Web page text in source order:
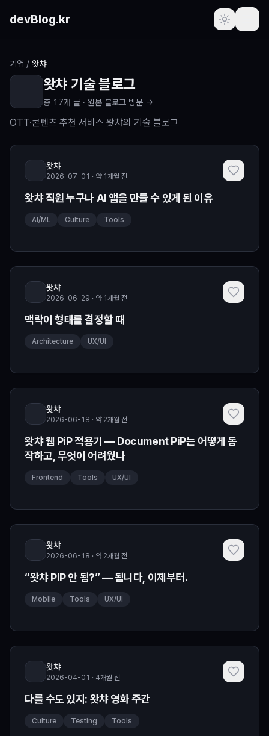
devBlog.kr
포스트
주간 인기글
최근 본 글
프로필 (로그인 필요)
새로운 소식
기업 / 왓챠
왓챠 기술 블로그
총 17개 글 · 원본 블로그 방문 →
OTT·콘텐츠 추천 서비스 왓챠의 기술 블로그
왓챠
2026-07-01 · 약 1개월 전
왓챠 직원 누구나 AI 앱을 만들 수 있게 된 이유
AI/ML Culture Tools
왓챠
2026-06-29 · 약 1개월 전
맥락이 형태를 결정할 때
Architecture UX/UI
왓챠
2026-06-18 · 약 2개월 전
왓챠 웹 PiP 적용기 — Document PiP는 어떻게 동
작하고, 무엇이 어려웠나
Frontend Tools UX/UI
왓챠
2026-06-18 · 약 2개월 전
“왓챠 PiP 안 됨?” — 됩니다, 이제부터.
Mobile Tools UX/UI
왓챠
2026-04-01 · 4개월 전
다를 수도 있지: 왓챠 영화 주간
Culture Testing Tools